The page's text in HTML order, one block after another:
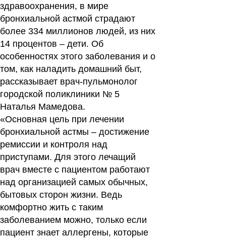
здравоохранения, в мире
бронхиальной астмой страдают
более 334 миллионов людей, из них
14 процентов – дети. Об
особенностях этого заболевания и о
том, как наладить домашний быт,
рассказывает врач-пульмонолог
городской поликлиники № 5
Наталья Мамедова.
«Основная цель при лечении
бронхиальной астмы – достижение
ремиссии и контроля над
приступами. Для этого лечащий
врач вместе с пациентом работают
над организацией самых обычных,
бытовых сторон жизни. Ведь
комфортно жить с таким
заболеванием можно, только если
пациент знает аллергены, которые